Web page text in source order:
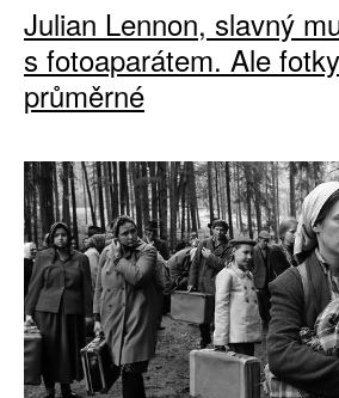
Julian Lennon, slavný
s fotoaparátem. Ale
průměrné